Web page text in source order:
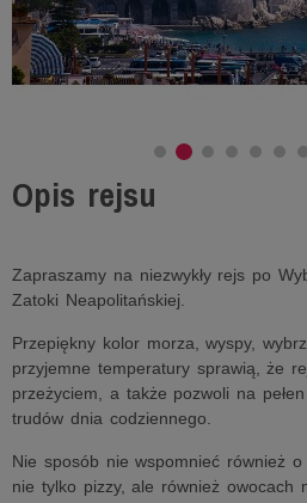
Opis rejsu
Zapraszamy na niezwykły rejs po
Zatoki Neapolitańskiej.
Przepiękny kolor morza, wyspy,
przyjemne temperatury sprawią, że
przeżyciem, a także pozwoli na
trudów dnia codziennego.
Nie sposób nie wspomnieć również o
nie tylko pizzy, ale również owocach